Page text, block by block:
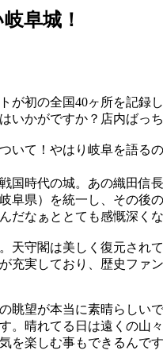
阜城！
初の全国40ヶ所を記録し
いかがですか？店内ばっ
いて！やはり岐阜を語る
国時代の城。あの織田信
阜県）を統一し、その後
だなぁととても感慨深くな
天守閣は美しく復元され
充実しており、歴史ファ
眺望が本当に素晴らしいで
。晴れてる日は遠くの山々
を楽しむ事もできるんです